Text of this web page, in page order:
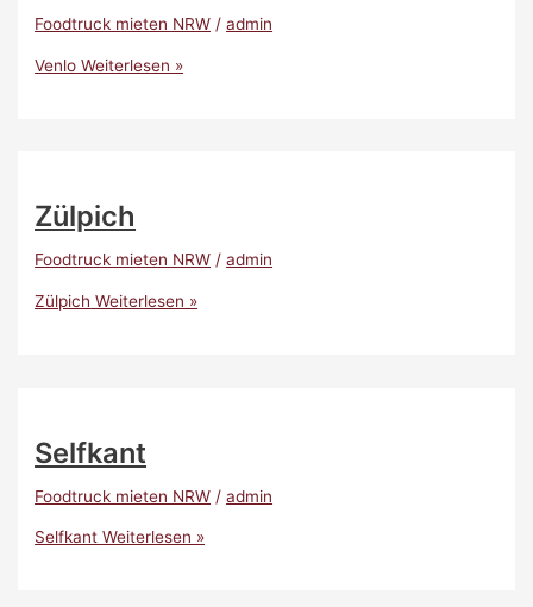
Foodtruck mieten NRW /admin
Venlo Weiterlesen »
Zülpich
Foodtruck mieten NRW /admin
Zülpich Weiterlesen »
Selfkant
Foodtruck mieten NRW /admin
Selfkant Weiterlesen »